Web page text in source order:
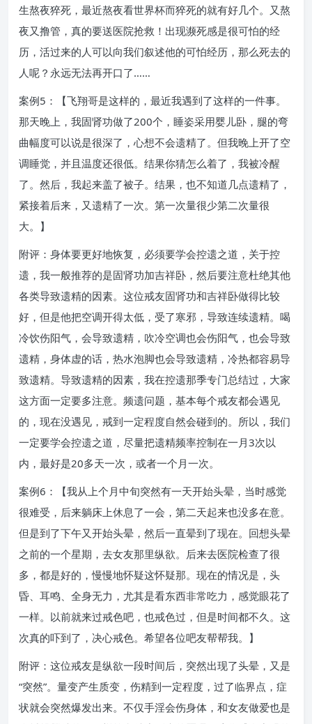
生熬夜猝死，最近熬夜看世界杯而猝死的就有好几个。又熬
夜又撸管，真的要送医院抢救！出现濒死感是很可怕的经
历，活过来的人可以向我们叙述他的可怕经历，那么死去的
人呢？永远无法再开口了……
案例5：【飞翔哥是这样的，最近我遇到了这样的一件事。
那天晚上，我固肾功做了200个，睡姿采用婴儿卧，腿的弯
曲幅度可以说是很深了，心想不会遗精了。但我晚上开了空
调睡觉，并且温度还很低。结果你猜怎么着了，我被冷醒
了。然后，我起来盖了被子。结果，也不知道几点遗精了，
紧接着后来，又遗精了一次。第一次量很少第二次量很
大。】
附评：身体要更好地恢复，必须要学会控遗之道，关于控
遗，我一般推荐的是固肾功加吉祥卧，然后要注意杜绝其他
各类导致遗精的因素。这位戒友固肾功和吉祥卧做得比较
好，但是他把空调开得太低，受了寒邪，导致连续遗精。喝
冷饮伤阳气，会导致遗精，吹冷空调也会伤阳气，也会导致
遗精，身体虚的话，热水泡脚也会导致遗精，冷热都容易导
致遗精。导致遗精的因素，我在控遗那季专门总结过，大家
这方面一定要多注意。频遗问题，基本每个戒友都会遇见
的，现在没遇见，戒到一定程度自然会碰到的。所以，我们
一定要学会控遗之道，尽量把遗精频率控制在一月3次以
内，最好是20多天一次，或者一个月一次。
案例6：【我从上个月中旬突然有一天开始头晕，当时感觉
很难受，后来躺床上休息了一会，第二天起来也没多在意。
但是到了下午又开始头晕，然后一直晕到了现在。回想头晕
之前的一个星期，去女友那里纵欲。后来去医院检查了很
多，都是好的，慢慢地怀疑这怀疑那。现在的情况是，头
昏、耳鸣、全身无力，尤其是看东西非常吃力，感觉眼花了
一样。以前就来过戒色吧，也戒色过，但是时间都不久。这
次真的吓到了，决心戒色。希望各位吧友帮帮我。】
附评：这位戒友是纵欲一段时间后，突然出现了头晕，又是
“突然”。量变产生质变，伤精到一定程度，过了临界点，症
状就会突然爆发出来。不仅手淫会伤身体，和女友做爱也是